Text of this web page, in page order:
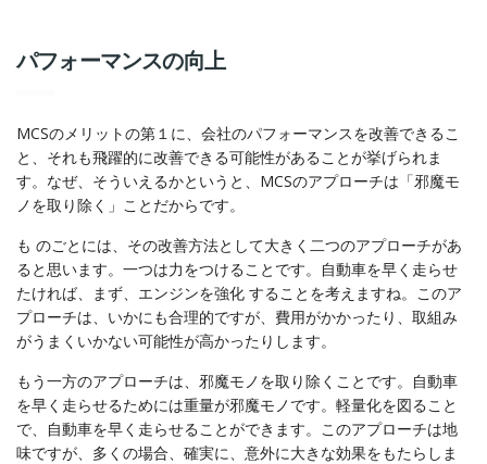
パフォーマンスの向上
MCSのメリットの第１に、会社のパフォーマンスを改善できるこ
と、それも飛躍的に改善できる可能性があることが挙げられま
す。なぜ、そういえるかというと、MCSのアプローチは「邪魔モ
ノを取り除く」ことだからです。
も のごとには、その改善方法として大きく二つのアプローチがあ
ると思います。一つは力をつけることです。自動車を早く走らせ
たければ、まず、エンジンを強化 することを考えますね。このア
プローチは、いかにも合理的ですが、費用がかかったり、取組み
がうまくいかない可能性が高かったりします。
もう一方のアプローチは、邪魔モノを取り除くことです。自動車
を早く走らせるためには重量が邪魔モノです。軽量化を図ること
で、自動車を早く走らせることができます。このアプローチは地
味ですが、多くの場合、確実に、意外に大きな効果をもたらしま